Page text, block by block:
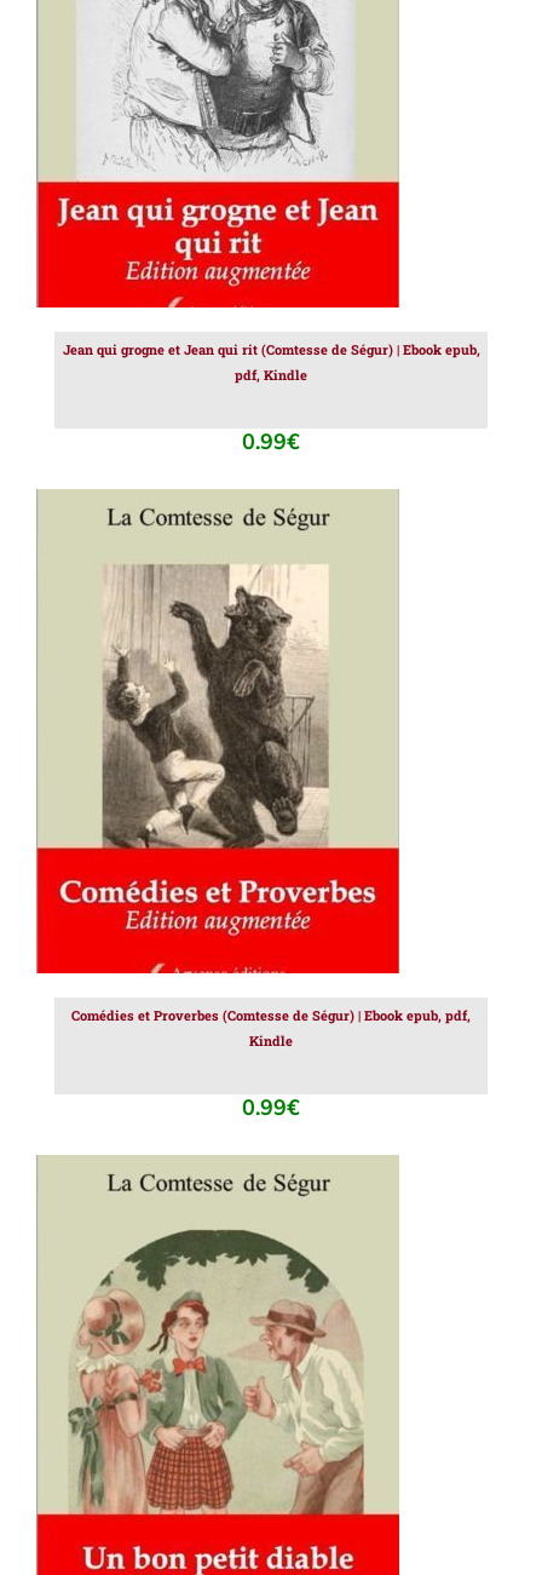
AJOUTER AU PANIER / DÉTAILS
Jean qui grogne et Jean qui rit (Comtesse de Ségur) | Ebook epub,
pdf, Kindle
0.99€
AJOUTER AU PANIER / DÉTAILS
Comédies et Proverbes (Comtesse de Ségur) | Ebook epub, pdf,
Kindle
0.99€
AJOUTER AU PANIER / DÉTAILS